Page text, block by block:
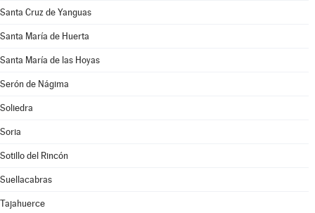
Santa Cruz de Yanguas
Santa María de Huerta
Santa María de las Hoyas
Serón de Nágima
Soliedra
Soria
Sotillo del Rincón
Suellacabras
Tajahuerce